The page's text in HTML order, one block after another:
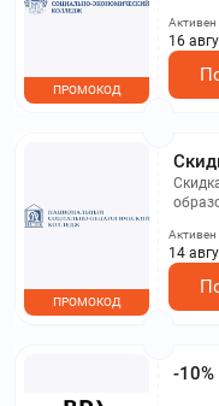
на
ПРОМОКОД
Активен
16
на
ПРОМОКОД
Активен
14
-10%